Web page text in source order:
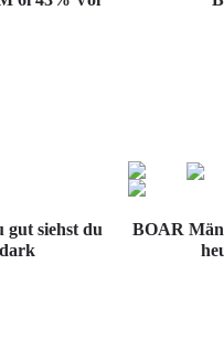
siehst du
BOAR